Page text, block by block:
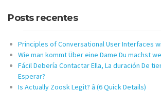
Posts recentes
Principles of Conversational User Interfaces
Wie man kommt Über eine Dame Du machst
Fácil Debería Contactar Ella, La duración De
Esperar?
Is Actually Zoosk Legit? â (6 Quick Details)